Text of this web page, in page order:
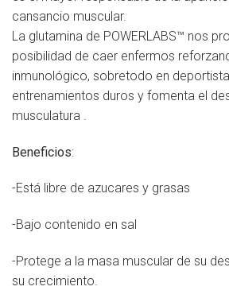
cansancio muscular.
La glutamina de POWERLABS™ nos
posibilidad de caer enfermos
inmunológico, sobretodo en
entrenamientos duros y fomenta el
musculatura .
Beneficios:
-Está libre de azucares y grasas
-Bajo contenido en sal
-Protege a la masa muscular de su
su crecimiento.